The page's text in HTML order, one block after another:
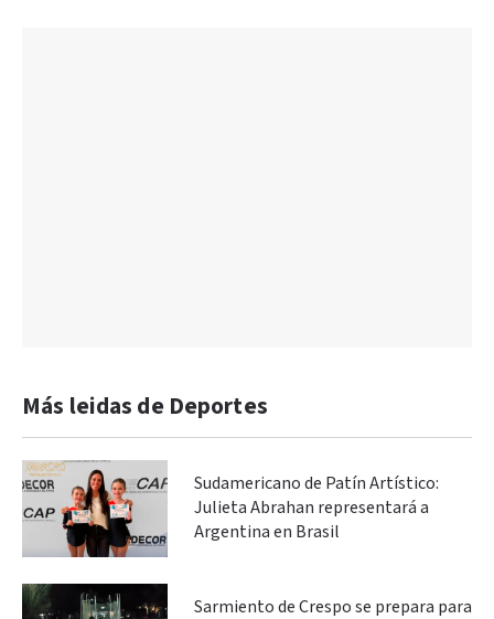
Más leidas de Deportes
Sudamericano de Patín Artístico:
Julieta Abrahan representará a
Argentina en Brasil
Sarmiento de Crespo se prepara para